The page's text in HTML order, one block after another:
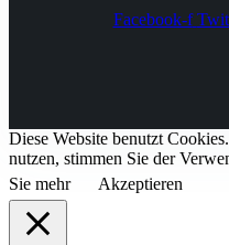
Facebook-f
Diese Website benutzt
nutzen, stimmen Sie der
Sie mehr
Akzeptieren